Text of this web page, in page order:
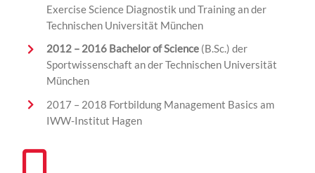
ExerciseScience Diagnostik und Training an der
Technischen Universität München
2012 – 2016 BachelorofScience (B.Sc.) der
Sportwissenschaft an der Technischen Universität
München
2017 – 2018 Fortbildung Management Basics am
IWW-Institut Hagen